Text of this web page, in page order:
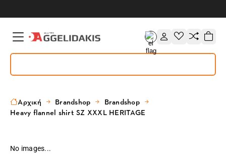
Αρχική Brandshop
Brandshop
Heavy flannel shirt SZ XXXL HERITAGE
No images...